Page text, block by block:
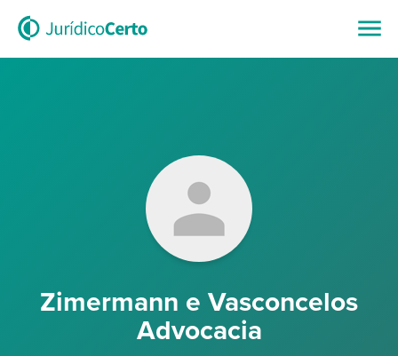
Zimermann e Vasconcelos
Advocacia